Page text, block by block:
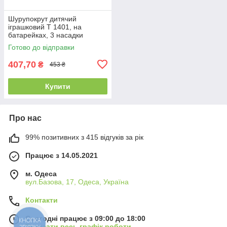
Шурупокрут дитячий
іграшковий T 1401, на
батарейках, 3 насадки
Готово до відправки
407,70 ₴ 453 ₴
Купити
Про нас
99% позитивних з 415 відгуків за рік
Працює з 14.05.2021
м. Одеса
вул.Базова, 17, Одеса, Україна
Контакти
Сьогодні працює з 09:00 до 18:00
КНОПКА